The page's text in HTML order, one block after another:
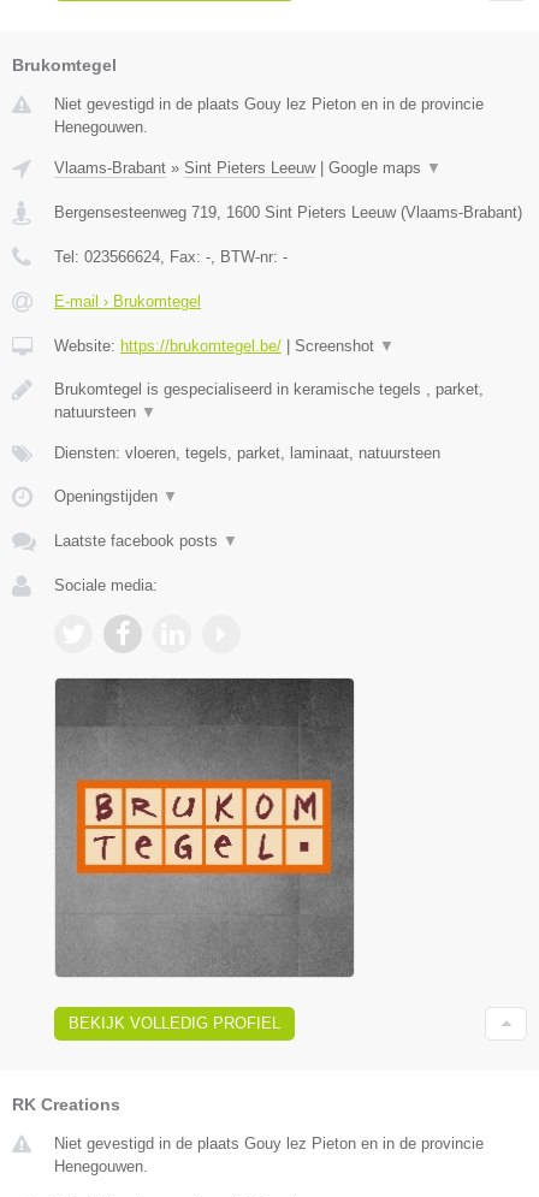
Brukomtegel
Niet gevestigd in de plaats Gouy lez Pieton en in de provincie
Henegouwen.
Vlaams-Brabant » Sint Pieters Leeuw| Google maps ▼
Bergensesteenweg 719, 1600 Sint Pieters Leeuw(Vlaams-Brabant)
Tel: 023566624, Fax: -, BTW-nr: -
E-mail › Brukomtegel
Website: https://brukomtegel.be/ Screenshot ▼
Brukomtegel is gespecialiseerd in keramische tegels , parket,
natuursteen ▼
Diensten: vloeren, tegels, parket, laminaat, natuursteen
Openingstijden ▼
Laatste facebook posts ▼
Sociale media:
BEKIJK VOLLEDIG PROFIEL
RK Creations
Niet gevestigd in de plaats Gouy lez Pieton en in de provincie
Henegouwen.